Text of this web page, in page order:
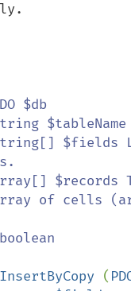
array of cells
(